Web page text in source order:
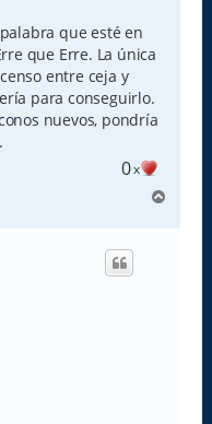
que esté en
que Erre. La única
entre ceja y
para conseguirlo.
nuevos, pondría
0x
r